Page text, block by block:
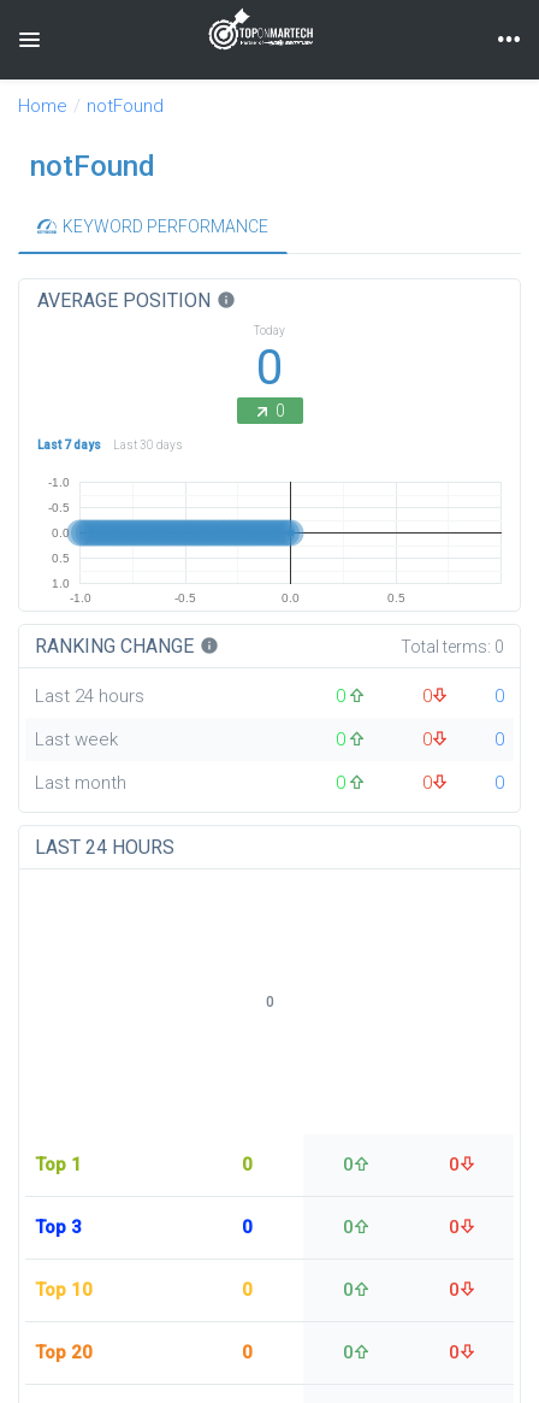
Toggle navigation
Home notFound
notFound
KEYWORD PERFORMANCE
AVERAGE POSITION info
Today
0
0
Last 7 days Last 30 days
-1.0 -0.5 0.0 0.5
-1.0
-0.5
0.0
0.5
1.0
RANKING CHANGE info Total terms: 0
Last 24 hours 0 0
0
Last week
0 0
0
Last month
0 0 0
LAST 24 HOURS
Top 1 0 0 0
Top 3 0 0 0
Top 10 0 0 0
Top 20 0 0 0
0